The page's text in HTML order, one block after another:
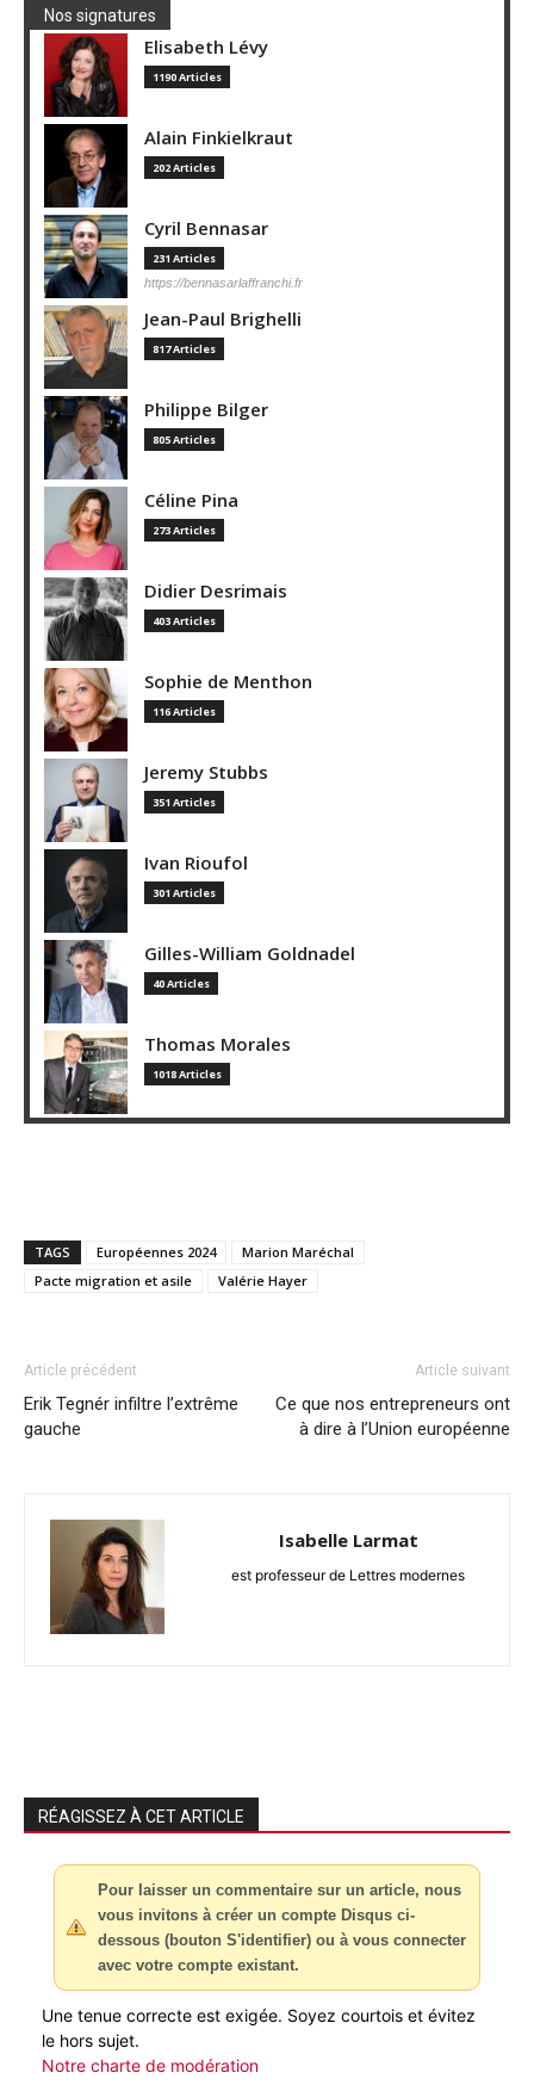
Nos signatures
Elisabeth Lévy
1190 Articles
Alain Finkielkraut
202 Articles
Cyril Bennasar
231 Articles
https://bennasarlaffranchi.fr
Jean-Paul Brighelli
817 Articles
Philippe Bilger
805 Articles
Céline Pina
273 Articles
Didier Desrimais
403 Articles
Sophie de Menthon
116 Articles
Jeremy Stubbs
351 Articles
Ivan Rioufol
301 Articles
Gilles-William Goldnadel
40 Articles
Thomas Morales
1018 Articles
TAGS Européennes 2024
Marion Maréchal
Pacte migration et asile
Valérie Hayer
Article précédent
Erik Tegnér infiltre l’extrême
gauche
Article suivant
Ce que nos entrepreneurs ont
à dire à l’Union européenne
Isabelle Larmat
est professeur de Lettres modernes
RÉAGISSEZ À CET ARTICLE
Pour laisser un commentaire sur un article, nous
vous invitons à créer un compte Disqus ci-
dessous (bouton S'identifier) ou à vous connecter
avec votre compte existant.
Une tenue correcte est exigée. Soyez courtois et évitez
le hors sujet.
Notre charte de modération